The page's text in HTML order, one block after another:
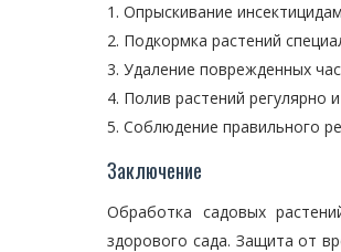
Опрыскивание
Подкормка растений
Удаление поврежденных
Полив растений регулярно
Соблюдение правильного
Заключение
Обработка садовых
здорового сада. Защита от